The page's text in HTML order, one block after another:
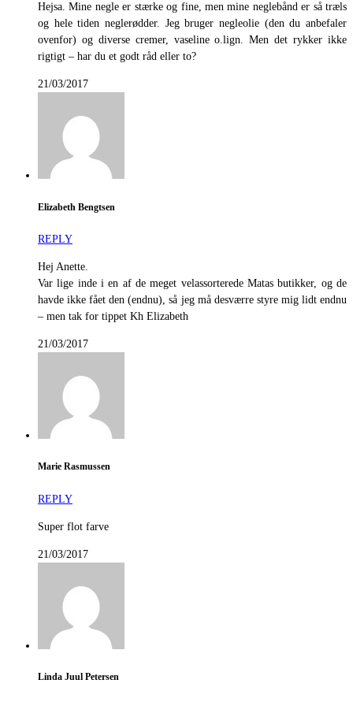
Hejsa. Mine negle er stærke og fine, men mine neglebånd er så træls
og hele tiden neglerødder. Jeg bruger negleolie (den du anbefaler
ovenfor) og diverse cremer, vaseline o.lign. Men det rykker ikke
rigtigt – har du et godt råd eller to?
21/03/2017
Elizabeth Bengtsen
REPLY
Hej Anette.
Var lige inde i en af de meget velassorterede Matas butikker, og de
havde ikke fået den (endnu), så jeg må desværre styre mig lidt endnu
– men tak for tippet Kh Elizabeth
21/03/2017
Marie Rasmussen
REPLY
Super flot farve
21/03/2017
Linda Juul Petersen